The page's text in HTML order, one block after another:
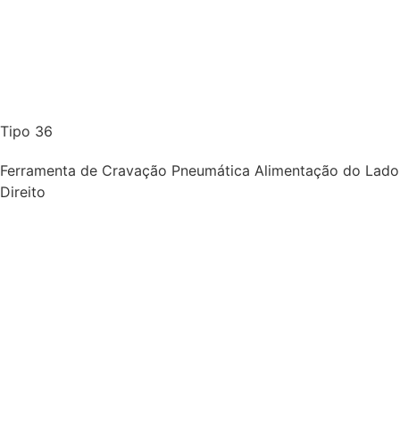
Tipo 36
Ferramenta de Cravação Pneumática Alimentação do Lado
Direito